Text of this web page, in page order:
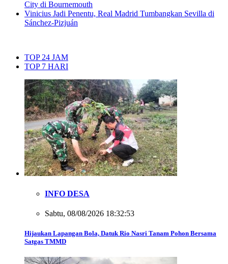
City di Bournemouth
Vinicius Jadi Penentu, Real Madrid Tumbangkan Sevilla di
Sánchez-Pizjuán
TOP 24 JAM
TOP 7 HARI
INFO DESA
Sabtu, 08/08/2026 18:32:53
Hijaukan Lapangan Bola, Datuk Rio Nasri Tanam Pohon Bersama
Satgas TMMD